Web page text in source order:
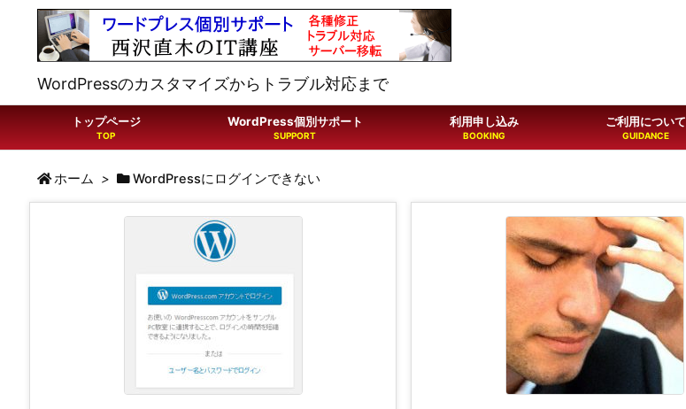
WordPressのカスタマイズからトラブル対応まで
トップページ WordPress個別サポート 利用申し込み ご利用について
ホーム > WordPressにログインできない